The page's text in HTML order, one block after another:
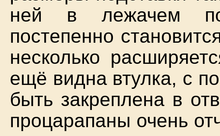
ней в лежачем
постепенно
несколько
ещё видна втулка, с
быть закреплена в
процарапаны очень